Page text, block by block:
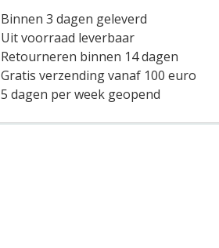
Binnen 3 dagen geleverd
Uit voorraad leverbaar
Retourneren binnen 14 dagen
Gratis verzending vanaf 100 euro
5 dagen per week geopend